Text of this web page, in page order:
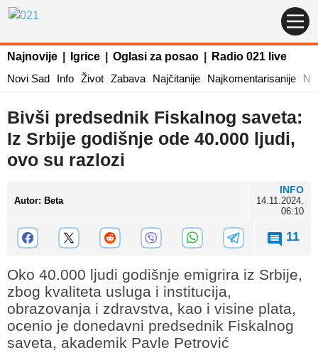
Najnovije Igrice Oglasi za posao
Radio 021 live
Novi Sad
Info Život Zabava Najčitanije Najkomentarisanije
Bivši predsednik Fiskalnog saveta:
Iz Srbije godišnje ode 40.000 ljudi,
ovo su razlozi
Autor: Beta
INFO
14.11.2024.
06:10
11
Oko 40.000 ljudi godišnje emigrira iz Srbije,
zbog kvaliteta usluga i institucija,
obrazovanja i zdravstva, kao i visine plata,
ocenio je donedavni predsednik Fiskalnog
saveta, akademik Pavle Petrović